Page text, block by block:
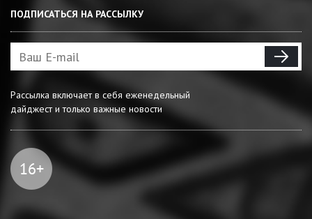
ПОДПИСАТЬСЯ НА РАССЫЛКУ
Рассылка включает в себя еженедельный
дайджест и только важные новости